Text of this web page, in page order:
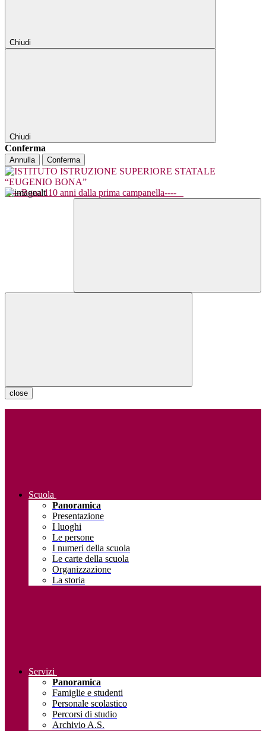
Chiudi
Chiudi
Conferma
Annulla Conferma
----Bona 110 anni dalla prima campanella----
close
Scuola
Panoramica
Presentazione
I luoghi
Le persone
I numeri della scuola
Le carte della scuola
Organizzazione
La storia
Servizi
Panoramica
Famiglie e studenti
Personale scolastico
Percorsi di studio
Archivio A.S.